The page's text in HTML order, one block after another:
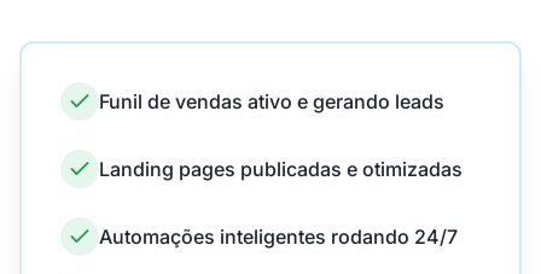
Funil de vendas ativo e gerando leads
Landing pages publicadas e otimizadas
Automações inteligentes rodando 24/7